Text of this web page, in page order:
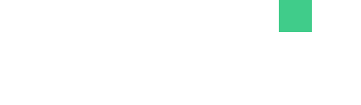
košík